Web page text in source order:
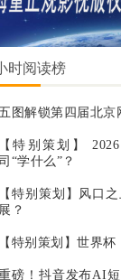
时阅读榜
图解锁第四届北
【特别策划】
“学什么”？
【特别策划】风口
展？
【特别策划】世界杯
磅！抖音发布AI